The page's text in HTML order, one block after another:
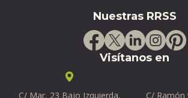
Nuestras RRSS
Visítanos en
C/ Mar, 23 Bajo Izquierda,
C/ Ramón